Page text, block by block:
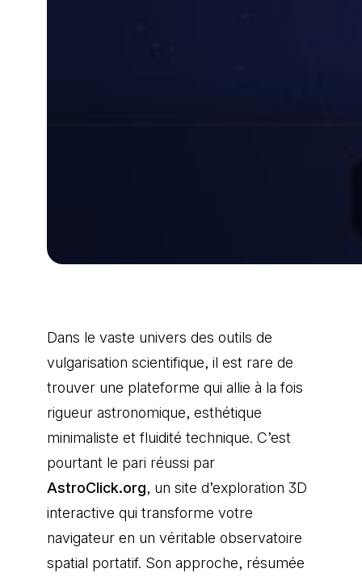
Dans le vaste univers des outils de
vulgarisation scientifique, il est rare de
trouver une plateforme qui allie à la fois
rigueur astronomique, esthétique
minimaliste et fluidité technique. C’est
pourtant le pari réussi par
AstroClick.org, un site d’exploration 3D
interactive qui transforme votre
navigateur en un véritable observatoire
spatial portatif. Son approche, résumée